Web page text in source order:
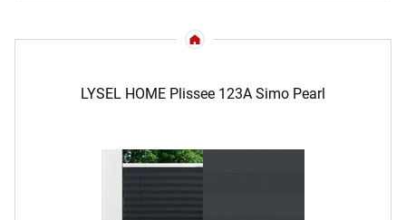
LYSEL HOME Plissee 123A Simo Pearl